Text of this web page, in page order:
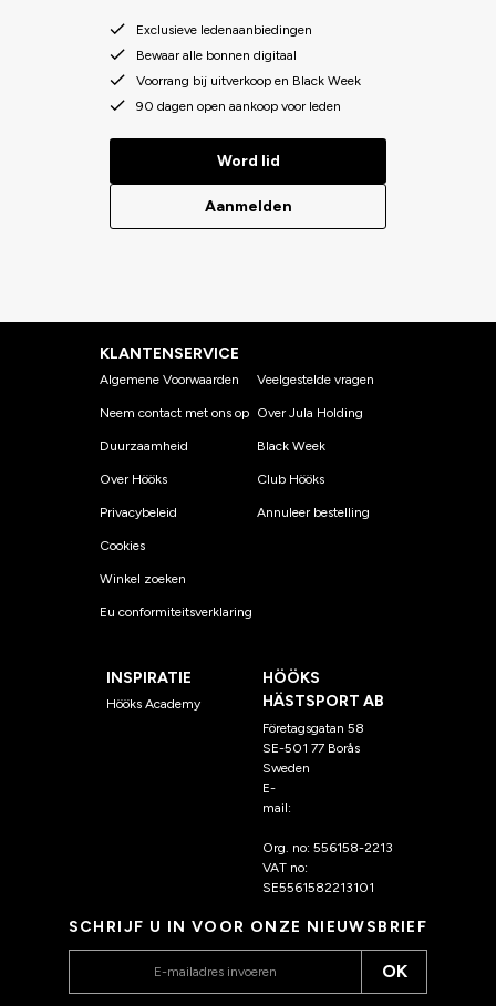
Exclusieve ledenaanbiedingen
Bewaar alle bonnen digitaal
Voorrang bij uitverkoop en Black Week
90 dagen open aankoop voor leden
Word lid
Aanmelden
KLANTENSERVICE
Algemene Voorwaarden
Neem contact met ons op
Duurzaamheid
Over Hööks
Privacybeleid
Cookies
Winkel zoeken
Eu conformiteitsverklaring
Veelgestelde vragen
Over Jula Holding
Black Week
Club Hööks
Annuleer bestelling
INSPIRATIE
Hööks Academy
HÖÖKS
HÄSTSPORT AB
Företagsgatan 58
SE-501 77 Borås
Sweden
E-
mail:
Org. no: 556158-2213
VAT no:
SE5561582213101
SCHRIJF U IN VOOR ONZE NIEUWSBRIEF
OK